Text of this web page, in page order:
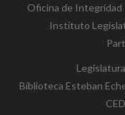
Oficina de Integridad
Instituto
Biblioteca Esteban